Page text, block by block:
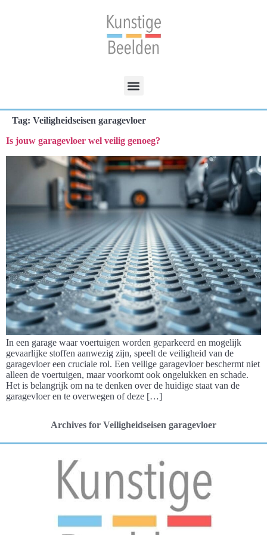
Tag: Veiligheidseisen garagevloer
Is jouw garagevloer wel veilig genoeg?
In een garage waar voertuigen worden geparkeerd en mogelijk
gevaarlijke stoffen aanwezig zijn, speelt de veiligheid van de
garagevloer een cruciale rol. Een veilige garagevloer beschermt niet
alleen de voertuigen, maar voorkomt ook ongelukken en schade.
Het is belangrijk om na te denken over de huidige staat van de
garagevloer en te overwegen of deze […]
Archives for Veiligheidseisen garagevloer